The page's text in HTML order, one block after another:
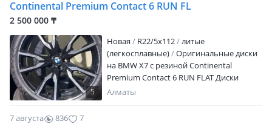
Continental Premium Contact 6 RUN FL
2 500 000 ₸
5
Новая R22/5x112
литые
(легкосплавные)
Оригинальные диски
на BMW X7 с резиной Continental
Premium Contact 6 RUN FLAT Диски
новые. Комплект 4 шт. Цена с резиной 3
Алматы
7 августа 836 7